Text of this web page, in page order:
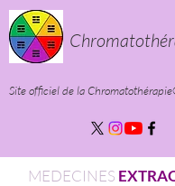
Site officiel de la
MEDECINES